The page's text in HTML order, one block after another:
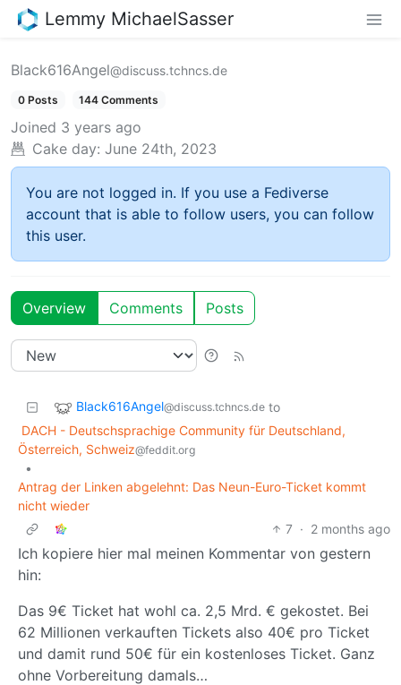
Lemmy MichaelSasser
Black616Angel@discuss.tchncs.de
0 Posts 144 Comments
Joined 3 years ago
Cake day: June 24th, 2023
You are not logged in. If you use a Fediverse
account that is able to follow users, you can follow
this user.
Overview Comments Posts
Black616Angel@discuss.tchncs.de to
DACH - Deutschsprachige Community für Deutschland,
Österreich, Schweiz@feddit.org
•
Antrag der Linken abgelehnt: Das Neun-Euro-Ticket kommt
nicht wieder
7 · 2 months ago
Ich kopiere hier mal meinen Kommentar von gestern
hin:
Das 9€ Ticket hat wohl ca. 2,5 Mrd. € gekostet. Bei
62 Millionen verkauften Tickets also 40€ pro Ticket
und damit rund 50€ für ein kostenloses Ticket. Ganz
ohne Vorbereitung damals…